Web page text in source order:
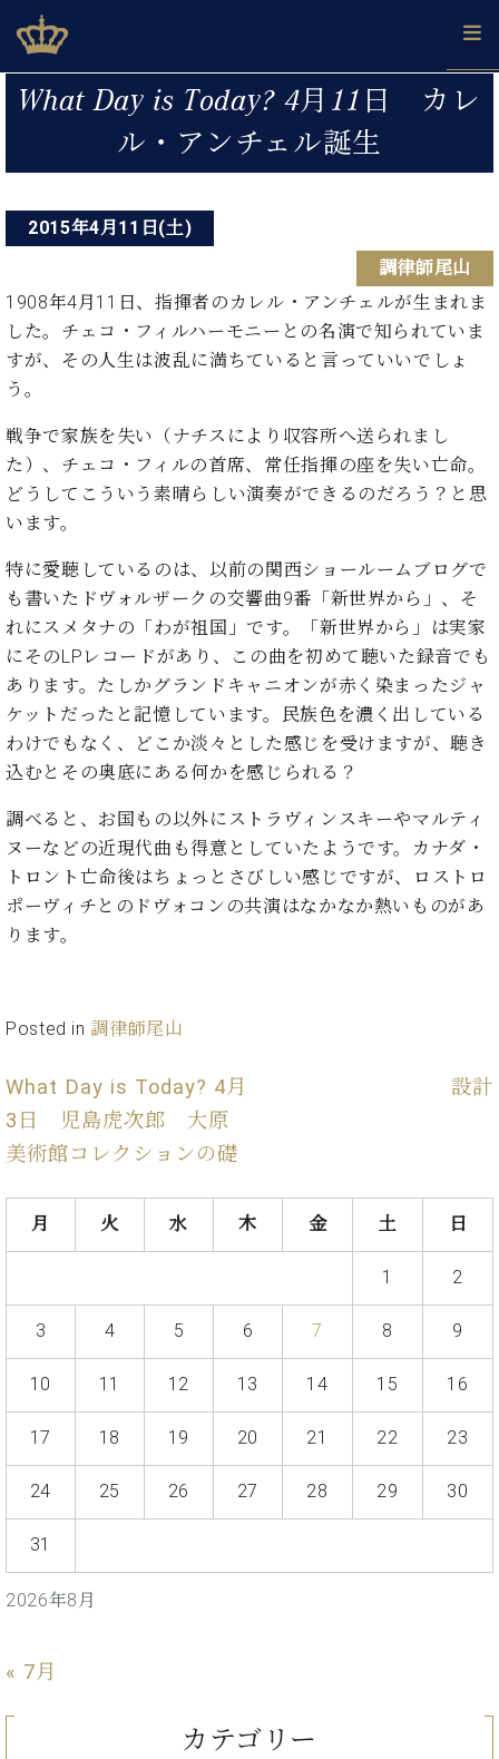
to
content
ベヒシュタインジャパン公式サイト
BECHSTEIN JAPAN Official Site
カ
タ
C.
ベ
シ
ュ
イ
コ
ン
ト /
C.
ベ
ュ
タ
ン
レ
ジ
デ
ス
C.
ベ
ヒ
ュ
ン
サ
ー
ト
C.
ジ
ン
ベ
ヒ
展
ピ
ア
技
術
ュ
タ
の
グ
ラ
ン
ピ
ア
ノ
を
作
こ
と
音
色
と
タ
チ
ベ
ュ
タ
ャ
ン
の
取
り
号
ベ
ヒ
ュ
タ
イ
の
秘
密
の
名
ヒ
シ
ュ
タ
ン
ブ
ラ
ド
ス
ト
リ
ー
音
楽
達
の
ベ
タ
の
音
色
ベ
ヒ
シ
タ
を
ュ
ン・
ニ
ュ
ス・
イ
ベ
ン
ガ
会
録
ご
案
内
各
店
舗
か
の
知
ら
せ
(入
荷
情
等)
プ
リ
リ
知
せ・
メ
デ
ィ
報)
ン
ン
サ
ー
ト
ス
正
デ
ー
ラ
取
店
舗・
ン・
律
タ
で、
演
奏
た
い！
学
び
た
い！
音
し
た
い！
い
う
方
は、
近
く
営
店
メルマガ登録
趣
味
ぶ
ま
で
大
歓
ベヒ
シュ
タイ
シュ
会
内
報
用
報
ベ
ヒ
シ
ュ
タ
イ
サ
ロ
ン
員
ヒ
シ
タ
イ
ン・
ジ
ャ
ロ
お
What Day is Today? 4月11日 カレ
ル・アンチェル誕生
2015年4月11日(土)
調律師尾山
1908年4月11日、指揮者のカレル・アンチェルが生まれま
した。チェコ・フィルハーモニーとの名演で知られていま
すが、その人生は波乱に満ちていると言っていいでしょ
う。
戦争で家族を失い（ナチスにより収容所へ送られまし
た）、チェコ・フィルの首席、常任指揮の座を失い亡命。
どうしてこういう素晴らしい演奏ができるのだろう？と思
います。
特に愛聴しているのは、以前の関西ショールームブログで
も書いたドヴォルザークの交響曲9番「新世界から」、そ
れにスメタナの「わが祖国」です。「新世界から」は実家
にそのLPレコードがあり、この曲を初めて聴いた録音でも
あります。たしかグランドキャニオンが赤く染まったジャ
ケットだったと記憶しています。民族色を濃く出している
わけでもなく、どこか淡々とした感じを受けますが、聴き
込むとその奥底にある何かを感じられる？
調べると、お国もの以外にストラヴィンスキーやマルティ
ヌーなどの近現代曲も得意としていたようです。カナダ・
トロント亡命後はちょっとさびしい感じですが、ロストロ
ポーヴィチとのドヴォコンの共演はなかなか熱いものがあ
ります。
Posted in 調律師尾山
投
ゲ
シ
ョ
ン
What Day is Today? 4月
3日 児島虎次郎 大原
美術館コレクションの礎
設計
2026年8月
月 火 水 木 金 土 日
1 2
3 4 5 6 7 8 9
10 11 12 13 14 15 16
17 18 19 20 21 22 23
24 25 26 27 28 29 30
31
« 7月
カテゴリー